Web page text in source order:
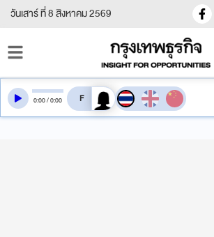
วันเสาร์ ที่ 8 สิงหาคม 2569
0:00/0:00 สลับเสียงอ่าน